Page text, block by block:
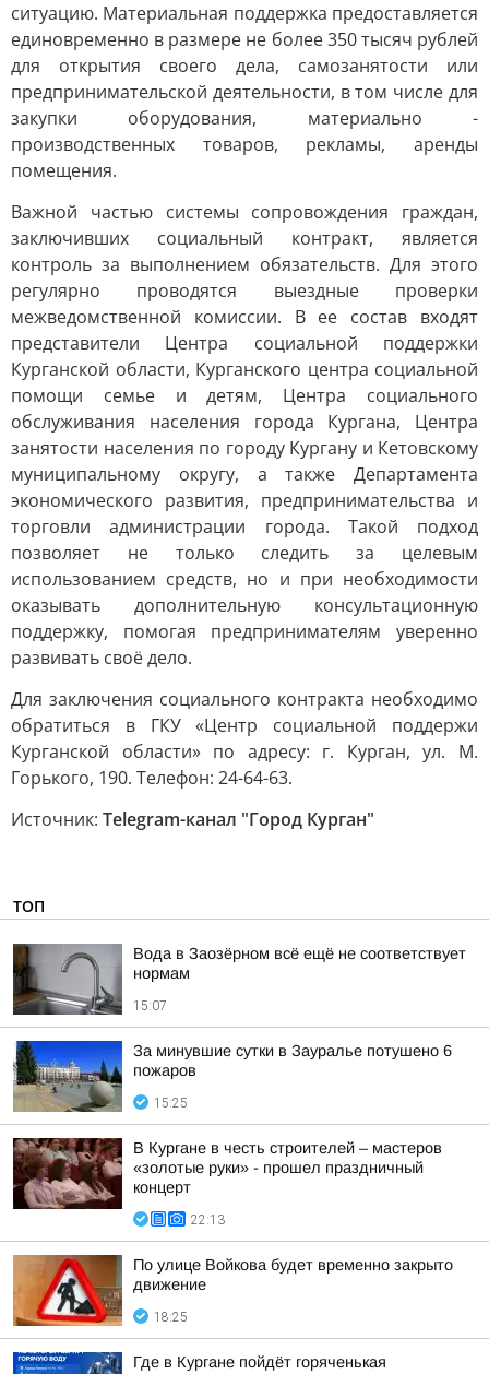
ситуацию. Материальная поддержка предоставляется
единовременно в размере не более 350 тысяч рублей
для открытия своего дела, самозанятости или
предпринимательской деятельности, в том числе для
закупки оборудования, материально -
производственных товаров, рекламы, аренды
помещения.
Важной частью системы сопровождения граждан,
заключивших социальный контракт, является
контроль за выполнением обязательств. Для этого
регулярно проводятся выездные проверки
межведомственной комиссии. В ее состав входят
представители Центра социальной поддержки
Курганской области, Курганского центра социальной
помощи семье и детям, Центра социального
обслуживания населения города Кургана, Центра
занятости населения по городу Кургану и Кетовскому
муниципальному округу, а также Департамента
экономического развития, предпринимательства и
торговли администрации города. Такой подход
позволяет не только следить за целевым
использованием средств, но и при необходимости
оказывать дополнительную консультационную
поддержку, помогая предпринимателям уверенно
развивать своё дело.
Для заключения социального контракта необходимо
обратиться в ГКУ «Центр социальной поддержи
Курганской области» по адресу: г. Курган, ул. М.
Горького, 190. Телефон: 24-64-63.
Источник: Telegram-канал "Город Курган"
ТОП
Вода в Заозёрном всё ещё не соответствует
нормам
15:07
За минувшие сутки в Зауралье потушено 6
пожаров
15:25
В Кургане в честь строителей – мастеров
«золотые руки» - прошел праздничный
концерт
22:13
По улице Войкова будет временно закрыто
движение
18:25
Где в Кургане пойдёт горяченькая